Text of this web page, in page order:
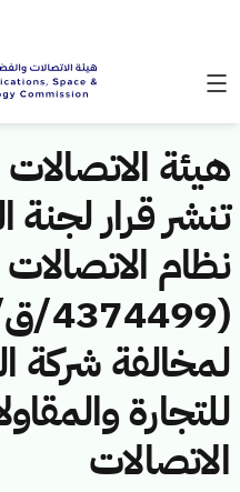
هيئة
تنشر قرار لجنة
نظام
لمخالفة شركة
للتجارة
الاتصالات